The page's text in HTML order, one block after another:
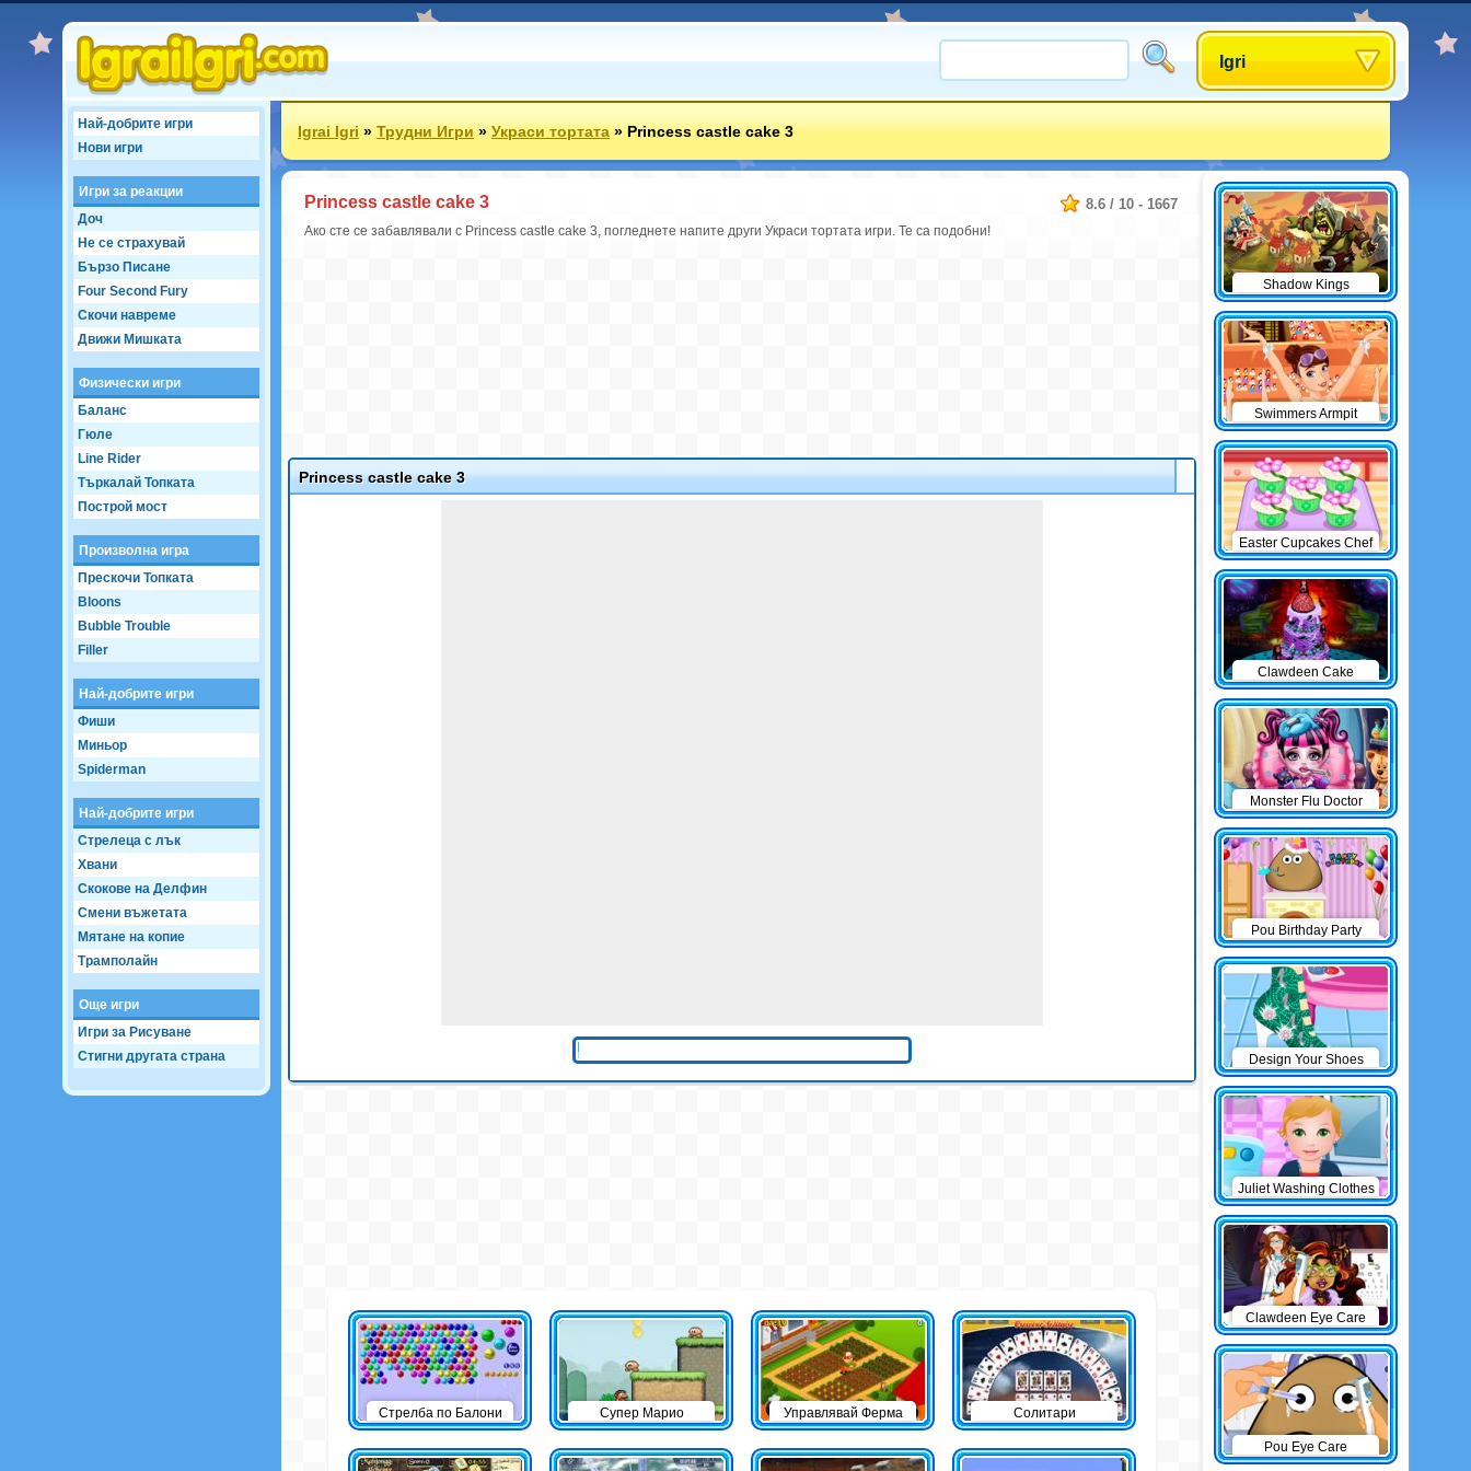
Igri
Най-добрите игри
Нови игри
Игри за реакции
Доч
Не се страхувай
Бързо Писане
Four Second Fury
Скочи навреме
Движи Мишката
Физически игри
Баланс
Гюле
Line Rider
Търкалай Топката
Построй мост
Произволна игра
Прескочи Топката
Bloons
Bubble Trouble
Filler
Най-добрите игри
Фиши
Миньор
Spiderman
Най-добрите игри
Стрелеца с лък
Хвани
Скокове на Делфин
Смени въжетата
Мятане на копие
Трамполайн
Още игри
Игри за Рисуване
Стигни другата страна
Igrai Igri»Трудни Игри»Украси тортата»Princess castle cake 3
8.6 / 10 - 1667
Princess castle cake 3
Ако сте се забавлявали с Princess castle cake 3, погледнете напите други Украси тортата игри. Те са подобни!
Princess castle cake 3
Стрелба по Балони Супер Марио Управлявай Ферма Солитари
Shadow Kings
Swimmers Armpit
Easter Cupcakes Chef
Clawdeen Cake
Monster Flu Doctor
Pou Birthday Party
Design Your Shoes
Juliet Washing Clothes
Clawdeen Eye Care
Pou Eye Care